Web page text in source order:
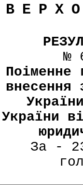
№
Поіменне
внесення
України
За -